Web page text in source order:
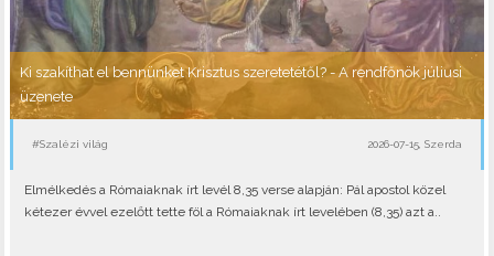
Ki szakíthat el bennünket Krisztus szeretetétől? - A rendfőnök júliusi
üzenete
#Szalézi világ 2026-07-15, Szerda
Elmélkedés a Rómaiaknak írt levél 8,35 verse alapján: Pál apostol közel
kétezer évvel ezelőtt tette föl a Rómaiaknak írt levelében (8,35) azt a..